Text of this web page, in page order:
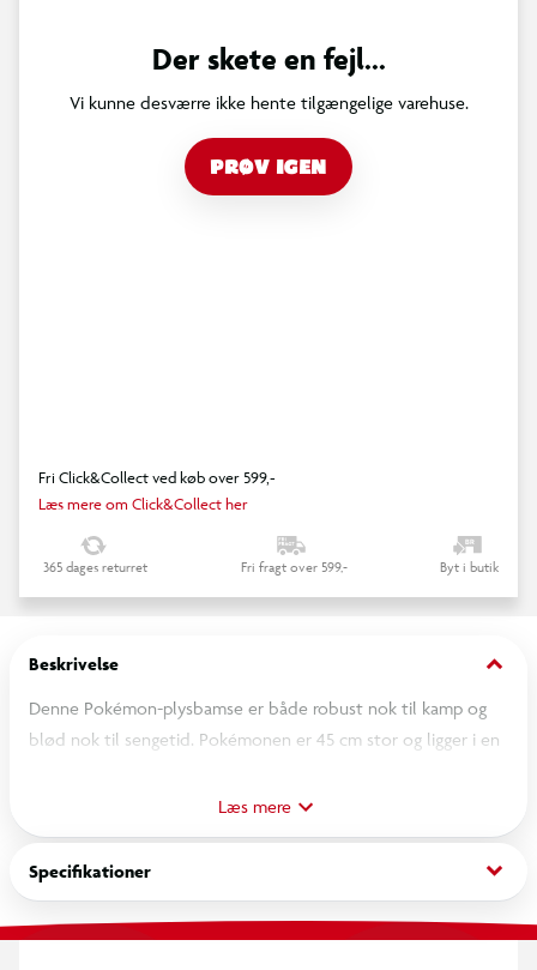
Der skete en fejl...
Vi kunne desværre ikke hente tilgængelige varehuse.
PRØV IGEN
Fri Click&Collect ved køb over 599,-
Læs mere om Click&Collect her
365 dages returret Fri fragt over 599,- Byt i butik
Beskrivelse keyboard_arrow_down
Denne Pokémon-plysbamse er både robust nok til kamp og
blød nok til sengetid. Pokémonen er 45 cm stor og ligger i en
materiale, der er perfekt til kram. Fra 2 år
Læs mere
Specifikationer keyboard_arrow_down